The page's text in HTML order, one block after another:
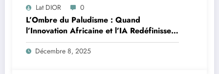
Lat DIOR 0
L’Ombre du Paludisme : Quand
l’Innovation Africaine et l’IA Redéfinissent
la Lutte
Décembre 8, 2025